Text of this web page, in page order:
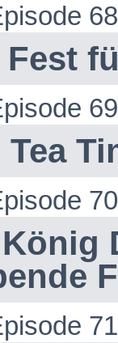
68
69
Tea
70
71